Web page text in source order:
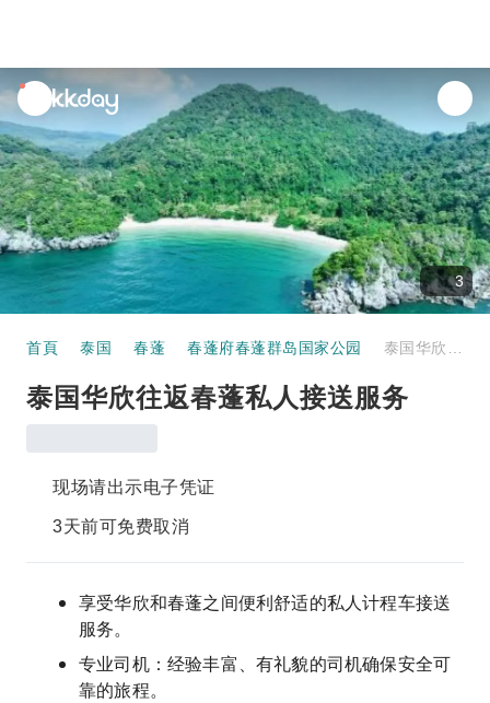
unread
notifications
3
首頁 泰国 春蓬 春蓬府春蓬群岛国家公园
泰国华欣往返春蓬私人接送服务
现场请出示电子凭证
3天前可免费取消
享受华欣和春蓬之间便利舒适的私人计程车接送
服务。
专业司机：经验丰富、有礼貌的司机确保安全可
靠的旅程。